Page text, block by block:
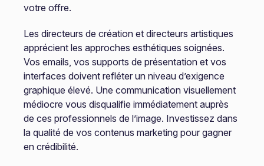
votre offre.
Les directeurs de création et directeurs artistiques
apprécient les approches esthétiques soignées.
Vos emails, vos supports de présentation et vos
interfaces doivent refléter un niveau d’exigence
graphique élevé. Une communication visuellement
médiocre vous disqualifie immédiatement auprès
de ces professionnels de l’image. Investissez dans
la qualité de vos contenus marketing pour gagner
en crédibilité.